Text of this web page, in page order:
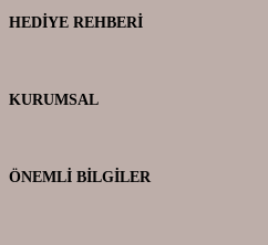
HEDIYE REHBERI
KURUMSAL
ÖNEMLI BILGILER